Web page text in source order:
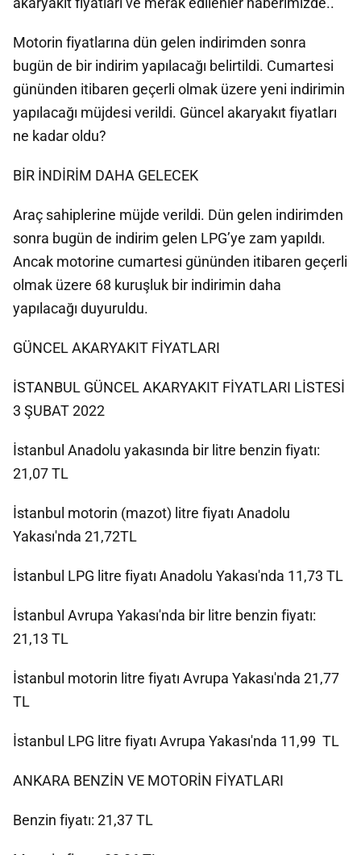
Motorin fiyatlarına dün gelen indirimden sonra
bugün de bir indirim yapılacağı belirtildi. Cumartesi
gününden itibaren geçerli olmak üzere yeni indirimin
yapılacağı müjdesi verildi. Güncel akaryakıt fiyatları
ne kadar oldu?
BİR İNDİRİM DAHA GELECEK
Araç sahiplerine müjde verildi. Dün gelen indirimden
sonra bugün de indirim gelen LPG’ye zam yapıldı.
Ancak motorine cumartesi gününden itibaren geçerli
olmak üzere 68 kuruşluk bir indirimin daha
yapılacağı duyuruldu.
GÜNCEL AKARYAKIT FİYATLARI
İSTANBUL GÜNCEL AKARYAKIT FİYATLARI LİSTESİ
3 ŞUBAT 2022
İstanbul Anadolu yakasında bir litre benzin fiyatı:
21,07 TL
İstanbul motorin (mazot) litre fiyatı Anadolu
Yakası'nda 21,72TL
İstanbul LPG litre fiyatı Anadolu Yakası'nda 11,73 TL
İstanbul Avrupa Yakası'nda bir litre benzin fiyatı:
21,13 TL
İstanbul motorin litre fiyatı Avrupa Yakası'nda 21,77
TL
İstanbul LPG litre fiyatı Avrupa Yakası'nda 11,99 TL
ANKARA BENZİN VE MOTORİN FİYATLARI
Benzin fiyatı: 21,37 TL